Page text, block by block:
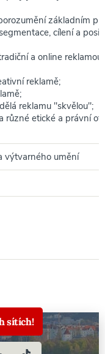
základním
cílení a
a online reklamou
reklamě;
reklamu "skvělou";
různé etické a právní
výtvarného umění
sítích!